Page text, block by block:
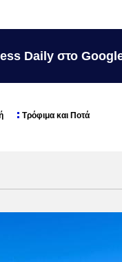
Daily στο
Τρόφιμα και Ποτά